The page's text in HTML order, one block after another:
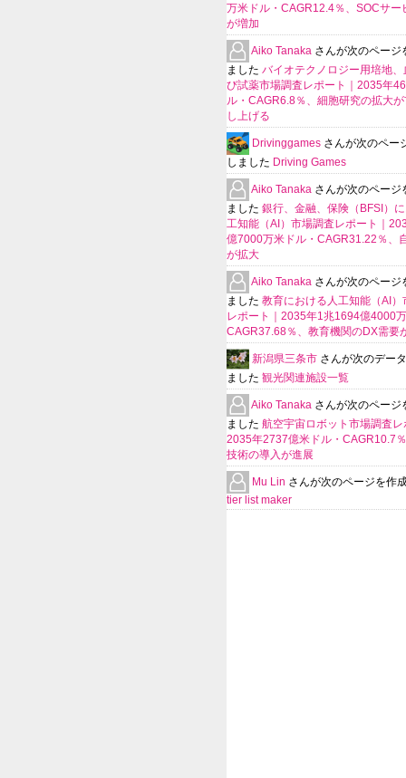
万米ドル・CAGR12.4％、SOCサー
が増加
Aiko Tanaka さんが次のページ
ました バイオテクノロジー用培地、
び試薬市場調査レポート｜2035年
ル・CAGR6.8％、細胞研究の拡大
し上げる
Drivinggames さんが次のペー
しました Driving Games
Aiko Tanaka さんが次のページ
ました 銀行、金融、保険（BFSI）
工知能（AI）市場調査レポート｜
億7000万米ドル・CAGR31.22％、
が拡大
Aiko Tanaka さんが次のページ
ました 教育における人工知能（AI）
レポート｜2035年1兆1694億4000
CAGR37.68％、教育機関のDX需要
新潟県三条市 さんが次のデー
ました 観光関連施設一覧
Aiko Tanaka さんが次のページ
ました 航空宇宙ロボット市場調査レ
2035年2737億米ドル・CAGR10.7
技術の導入が進展
Mu Lin さんが次のページを作
tier list maker